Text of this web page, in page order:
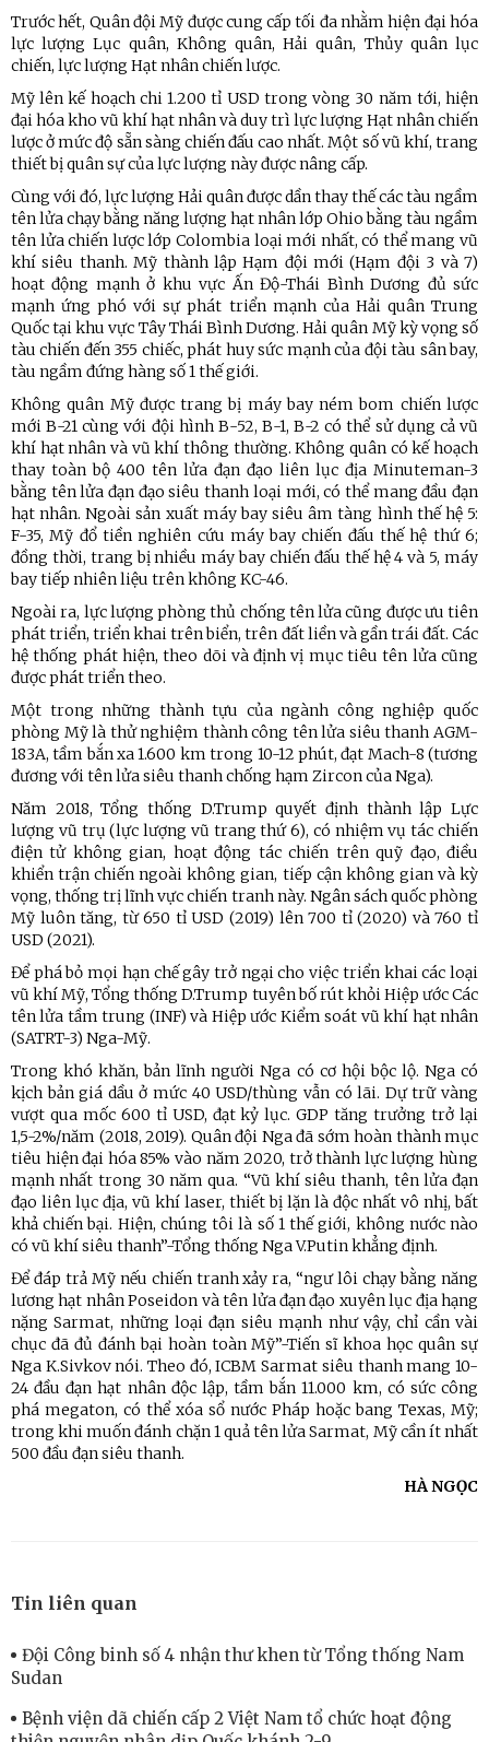
Trước hết, Quân đội Mỹ được cung cấp tối đa nhằm hiện đại hóa
lực lượng Lục quân, Không quân, Hải quân, Thủy quân lục
chiến, lực lượng Hạt nhân chiến lược.
Mỹ lên kế hoạch chi 1.200 tỉ USD trong vòng 30 năm tới, hiện
đại hóa kho vũ khí hạt nhân và duy trì lực lượng Hạt nhân chiến
lược ở mức độ sẵn sàng chiến đấu cao nhất. Một số vũ khí, trang
thiết bị quân sự của lực lượng này được nâng cấp.
Cùng với đó, lực lượng Hải quân được dần thay thế các tàu ngầm
tên lửa chạy bằng năng lượng hạt nhân lớp Ohio bằng tàu ngầm
tên lửa chiến lược lớp Colombia loại mới nhất, có thể mang vũ
khí siêu thanh. Mỹ thành lập Hạm đội mới (Hạm đội 3 và 7)
hoạt động mạnh ở khu vực Ấn Độ-Thái Bình Dương đủ sức
mạnh ứng phó với sự phát triển mạnh của Hải quân Trung
Quốc tại khu vực Tây Thái Bình Dương. Hải quân Mỹ kỳ vọng số
tàu chiến đến 355 chiếc, phát huy sức mạnh của đội tàu sân bay,
tàu ngầm đứng hàng số 1 thế giới.
Không quân Mỹ được trang bị máy bay ném bom chiến lược
mới B-21 cùng với đội hình B-52, B-1, B-2 có thể sử dụng cả vũ
khí hạt nhân và vũ khí thông thường. Không quân có kế hoạch
thay toàn bộ 400 tên lửa đạn đạo liên lục địa Minuteman-3
bằng tên lửa đạn đạo siêu thanh loại mới, có thể mang đầu đạn
hạt nhân. Ngoài sản xuất máy bay siêu âm tàng hình thế hệ 5:
F-35, Mỹ đổ tiền nghiên cứu máy bay chiến đấu thế hệ thứ 6;
đồng thời, trang bị nhiều máy bay chiến đấu thế hệ 4 và 5, máy
bay tiếp nhiên liệu trên không KC-46.
Ngoài ra, lực lượng phòng thủ chống tên lửa cũng được ưu tiên
phát triển, triển khai trên biển, trên đất liền và gần trái đất. Các
hệ thống phát hiện, theo dõi và định vị mục tiêu tên lửa cũng
được phát triển theo.
Một trong những thành tựu của ngành công nghiệp quốc
phòng Mỹ là thử nghiệm thành công tên lửa siêu thanh AGM-
183A, tầm bắn xa 1.600 km trong 10-12 phút, đạt Mach-8 (tương
đương với tên lửa siêu thanh chống hạm Zircon của Nga).
Năm 2018, Tổng thống D.Trump quyết định thành lập Lực
lượng vũ trụ (lực lượng vũ trang thứ 6), có nhiệm vụ tác chiến
điện tử không gian, hoạt động tác chiến trên quỹ đạo, điều
khiển trận chiến ngoài không gian, tiếp cận không gian và kỳ
vọng, thống trị lĩnh vực chiến tranh này. Ngân sách quốc phòng
Mỹ luôn tăng, từ 650 tỉ USD (2019) lên 700 tỉ (2020) và 760 tỉ
USD (2021).
Để phá bỏ mọi hạn chế gây trở ngại cho việc triển khai các loại
vũ khí Mỹ, Tổng thống D.Trump tuyên bố rút khỏi Hiệp ước Các
tên lửa tầm trung (INF) và Hiệp ước Kiểm soát vũ khí hạt nhân
(SATRT-3) Nga-Mỹ.
Trong khó khăn, bản lĩnh người Nga có cơ hội bộc lộ. Nga có
kịch bản giá dầu ở mức 40 USD/thùng vẫn có lãi. Dự trữ vàng
vượt qua mốc 600 tỉ USD, đạt kỷ lục. GDP tăng trưởng trở lại
1,5-2%/năm (2018, 2019). Quân đội Nga đã sớm hoàn thành mục
tiêu hiện đại hóa 85% vào năm 2020, trở thành lực lượng hùng
mạnh nhất trong 30 năm qua. “Vũ khí siêu thanh, tên lửa đạn
đạo liên lục địa, vũ khí laser, thiết bị lặn là độc nhất vô nhị, bất
khả chiến bại. Hiện, chúng tôi là số 1 thế giới, không nước nào
có vũ khí siêu thanh”-Tổng thống Nga V.Putin khẳng định.
Để đáp trả Mỹ nếu chiến tranh xảy ra, “ngư lôi chạy bằng năng
lương hạt nhân Poseidon và tên lửa đạn đạo xuyên lục địa hạng
nặng Sarmat, những loại đạn siêu mạnh như vậy, chỉ cần vài
chục đã đủ đánh bại hoàn toàn Mỹ”-Tiến sĩ khoa học quân sự
Nga K.Sivkov nói. Theo đó, ICBM Sarmat siêu thanh mang 10-
24 đầu đạn hạt nhân độc lập, tầm bắn 11.000 km, có sức công
phá megaton, có thể xóa sổ nước Pháp hoặc bang Texas, Mỹ;
trong khi muốn đánh chặn 1 quả tên lửa Sarmat, Mỹ cần ít nhất
500 đầu đạn siêu thanh.
HÀ NGỌC
Tin liên quan
Đội Công binh số 4 nhận thư khen từ Tổng thống Nam
Sudan
Bệnh viện dã chiến cấp 2 Việt Nam tổ chức hoạt động